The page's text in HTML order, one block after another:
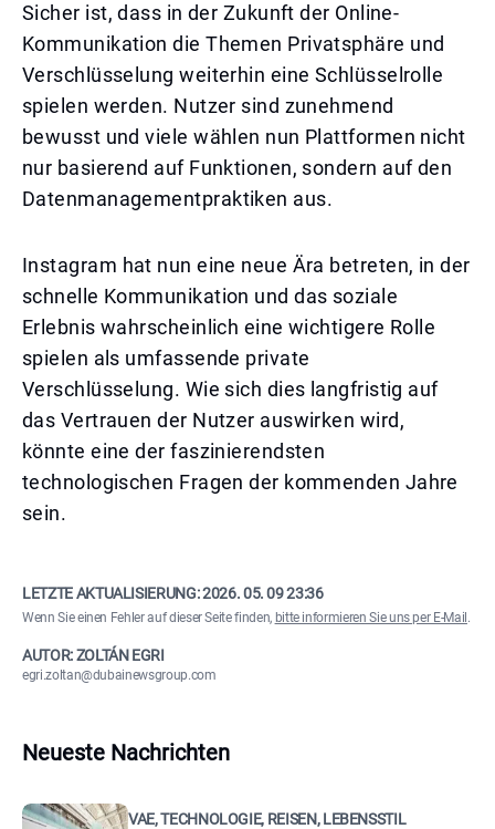
Sicher ist, dass in der Zukunft der Online-
Kommunikation die Themen Privatsphäre und
Verschlüsselung weiterhin eine Schlüsselrolle
spielen werden. Nutzer sind zunehmend
bewusst und viele wählen nun Plattformen nicht
nur basierend auf Funktionen, sondern auf den
Datenmanagementpraktiken aus.
Instagram hat nun eine neue Ära betreten, in der
schnelle Kommunikation und das soziale
Erlebnis wahrscheinlich eine wichtigere Rolle
spielen als umfassende private
Verschlüsselung. Wie sich dies langfristig auf
das Vertrauen der Nutzer auswirken wird,
könnte eine der faszinierendsten
technologischen Fragen der kommenden Jahre
sein.
LETZTE AKTUALISIERUNG:2026. 05. 09 23:36
Wenn Sie einen Fehler auf dieser Seite finden, bitte informieren Sie uns per E-Mail .
AUTOR: ZOLTÁN EGRI
egri.zoltan@dubainewsgroup.com
Neueste Nachrichten
VAE, TECHNOLOGIE, REISEN, LEBENSSTIL